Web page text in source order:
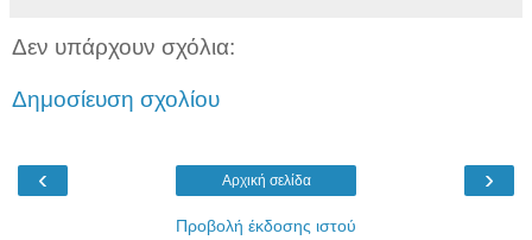
Δεν υπάρχουν σχόλια:
Δημοσίευση σχολίου
‹ ›
Αρχική σελίδα
Προβολή έκδοσης ιστού